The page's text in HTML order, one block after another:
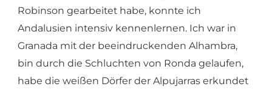
Robinson gearbeitet habe, konnte ich
Andalusien intensiv kennenlernen. Ich war in
Granada mit der beeindruckenden Alhambra,
bin durch die Schluchten von Ronda gelaufen,
habe die weißen Dörfer der Alpujarras erkundet